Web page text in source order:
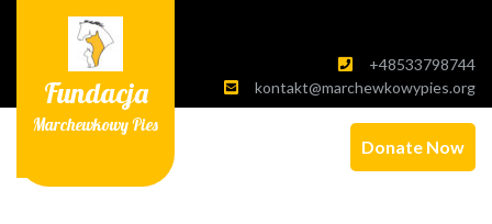
Fundacja
Marchewkowy Pies
+48533798744
kontakt@marchewkowypies.org
Donate Now